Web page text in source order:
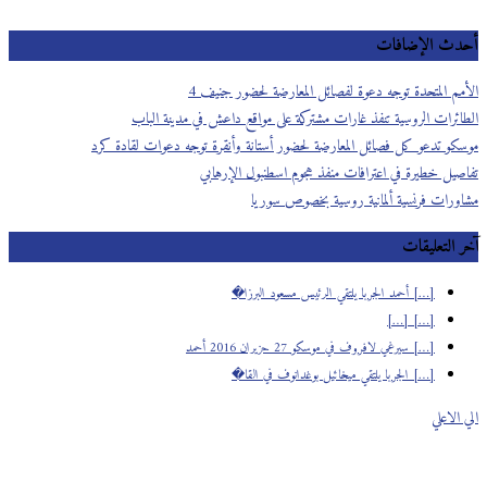
أحدث الإضافات
الأمم المتحدة توجه دعوة لفصائل المعارضة لحضور جنيف 4
الطائرات الروسية تنفذ غارات مشتركة على مواقع داعش في مدينة الباب
موسكو تدعو كل فصائل المعارضة لحضور أستانة وأنقرة توجه دعوات لقادة كرد
تفاصيل خطيرة في اعترافات منفذ هجوم اسطنبول الإرهابي
مشاورات فرنسية ألمانية روسية بخصوص سوريا
آخر التعليقات
[…] أحمد الجربا يلتقي الرئيس مسعود البرزا�
[…] […]
[…] سيرغي لافروف في موسكو 27 حزيران 2016 أحمد
[…] الجربا يلتقي ميخائيل بوغدانوف في القا�
الي الاعلي